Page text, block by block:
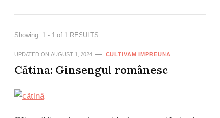
Showing: 1 - 1 of 1 RESULTS
UPDATED ON AUGUST 1, 2024 CULTIVAM IMPREUNA
Cătina: Ginsengul românesc